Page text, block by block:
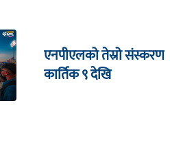
एनपीएलको तेस्रो संस्करण
कार्तिक ९ देखि